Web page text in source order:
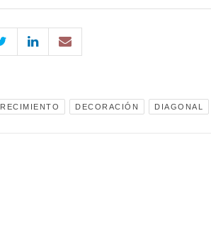
DECORACIÓN DIAGONAL